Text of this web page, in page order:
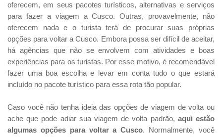
oferecem, em seus pacotes turísticos, alternativas e serviços
para fazer a viagem a Cusco. Outras, provavelmente, não
oferecem nada e o turista terá de procurar suas próprias
opções para voltar a Cusco. Embora possa ser difícil de aceitar,
há agências que não se envolvem com atividades e boas
experiências para os turistas. Por esse motivo, é recomendável
fazer uma boa escolha e levar em conta tudo o que estará
incluído no pacote turístico para essa rota tão popular.
Caso você não tenha ideia das opções de viagem de volta ou
ache que pode adiar sua viagem de volta padrão, aqui estão
algumas opções para voltar a Cusco. Normalmente, você